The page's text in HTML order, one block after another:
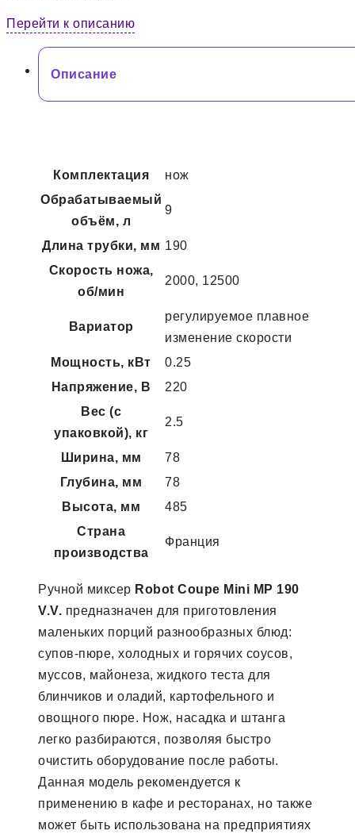
Перейти к описанию
Описание
Комплектация
нож
Обрабатываемый
объём, л
9
Длина трубки, мм 190
Скорость ножа,
об/мин
2000, 12500
Вариатор
регулируемое плавное
изменение скорости
Мощность, кВт
0.25
Напряжение, В
220
Вес (с
упаковкой), кг
2.5
Ширина, мм
78
Глубина, мм
78
Высота, мм
485
Страна
производства
Франция
Ручной миксер Robot Coupe Mini MP 190
V.V. предназначен для приготовления
маленьких порций разнообразных блюд:
супов-пюре, холодных и горячих соусов,
муссов, майонеза, жидкого теста для
блинчиков и оладий, картофельного и
овощного пюре. Нож, насадка и штанга
легко разбираются, позволяя быстро
очистить оборудование после работы.
Данная модель рекомендуется к
применению в кафе и ресторанах, но также
может быть использована на предприятиях